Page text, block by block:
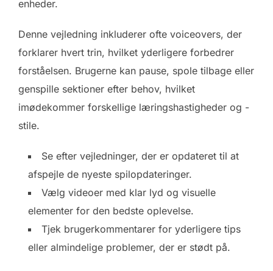
enheder.
Denne vejledning inkluderer ofte voiceovers, der
forklarer hvert trin, hvilket yderligere forbedrer
forståelsen. Brugerne kan pause, spole tilbage eller
genspille sektioner efter behov, hvilket
imødekommer forskellige læringshastigheder og -
stile.
Se efter vejledninger, der er opdateret til at
afspejle de nyeste spilopdateringer.
Vælg videoer med klar lyd og visuelle
elementer for den bedste oplevelse.
Tjek brugerkommentarer for yderligere tips
eller almindelige problemer, der er stødt på.